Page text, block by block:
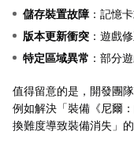
儲存裝置故障 ：記憶
版本更新衝突 ：遊戲
特定區域異常 ：部分
值得留意的是，開發團
例如解決「裝備《尼爾
換難度導致裝備消失」的